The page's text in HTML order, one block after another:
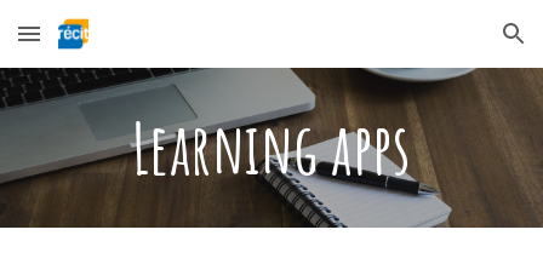
Skip to main content Skip to navigation
Learning apps